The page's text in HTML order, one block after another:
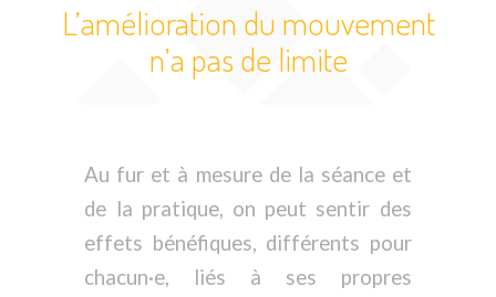
L’amélioration du mouvement
n’a pas de limite
Au fur et à mesure de la séance et
de la pratique, on peut sentir des
effets bénéfiques, différents pour
chacun·e, liés à ses propres